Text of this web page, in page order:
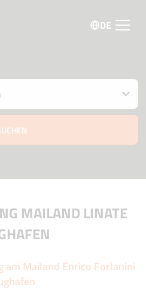
DE
Ort abgeben
und Zustellung
MAILAND LINATE
am Mailand Enrico Forlanini